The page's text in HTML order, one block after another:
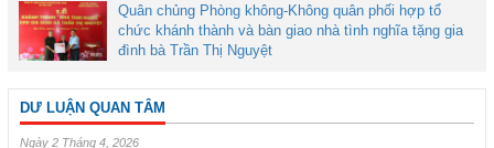
Quân chủng Phòng không-Không quân phối hợp tổ
chức khánh thành và bàn giao nhà tình nghĩa tặng gia
đình bà Trần Thị Nguyệt
DƯ LUẬN QUAN TÂM
Ngày 2 Tháng 4, 2026